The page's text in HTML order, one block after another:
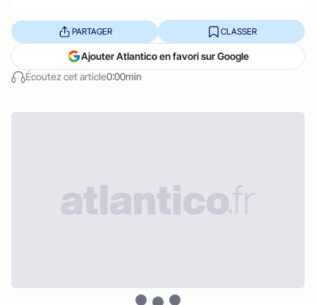
Écoutez cet article0:00min
PARTAGER CLASSER
Ajouter Atlantico en favori sur Google